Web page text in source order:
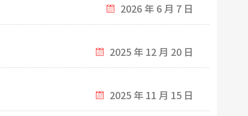
2026 年 6 月 7 日
2025 年 12 月 20 日
2025 年 11 月 15 日